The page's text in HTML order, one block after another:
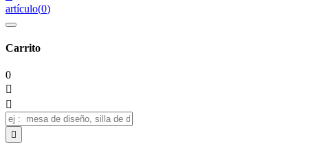
artículo(0)
Carrito
0


